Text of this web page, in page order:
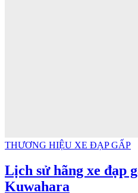
THƯƠNG HIỆU XE ĐẠP GẤP
Lịch sử hãng xe đạp
Kuwahara